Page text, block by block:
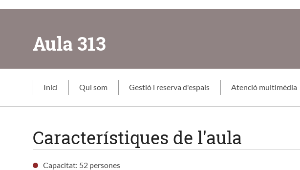
Aula 313
Inici Qui som Gestió i reserva d'espais Atenció multimèdia
Característiques de l'aula
Capacitat: 52 persones